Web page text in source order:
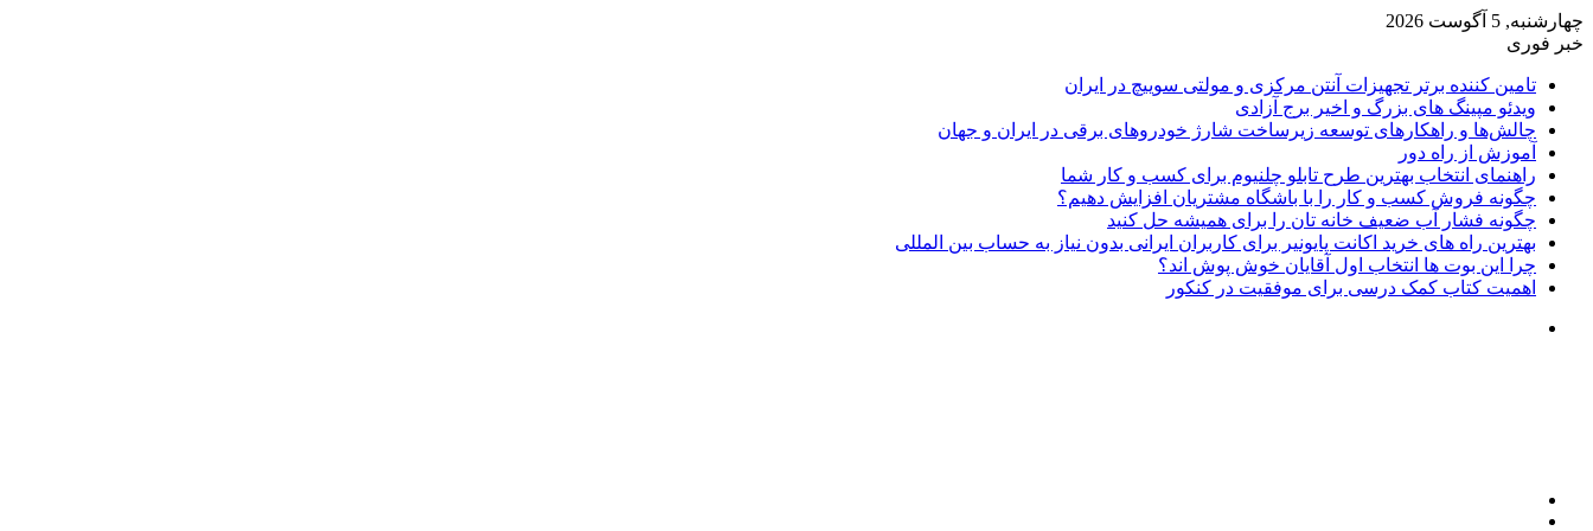
چهارشنبه, 5 آگوست 2026
خبر فوری
تامین کننده برتر تجهیزات آنتن مرکزی و مولتی سوییچ در ایران
ویدئو مپینگ های بزرگ و اخیر برج آزادی
چالش‌ها و راهکارهای توسعه زیرساخت شارژ خودروهای برقی در ایران و جهان
آموزش از راه دور
راهنمای انتخاب بهترین طرح تابلو چلنیوم برای کسب و کار شما
چگونه فروش کسب و کار را با باشگاه مشتریان افزایش دهیم؟
چگونه فشار آب ضعیف خانه تان را برای همیشه حل کنید
بهترین راه های خرید اکانت پایونیر برای کاربران ایرانی بدون نیاز به حساب بین المللی
چرا این بوت ها انتخاب اول آقایان خوش پوش اند؟
اهمیت کتاب کمک درسی برای موفقیت در کنکور